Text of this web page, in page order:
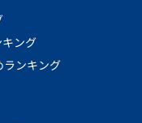
ング
ランキング